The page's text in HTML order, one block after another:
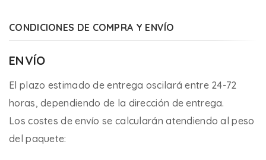
CONDICIONES DE COMPRA Y ENVÍO
ENVÍO
El plazo estimado de entrega oscilará entre 24-72
horas, dependiendo de la dirección de entrega.
Los costes de envío se calcularán atendiendo al peso
del paquete: